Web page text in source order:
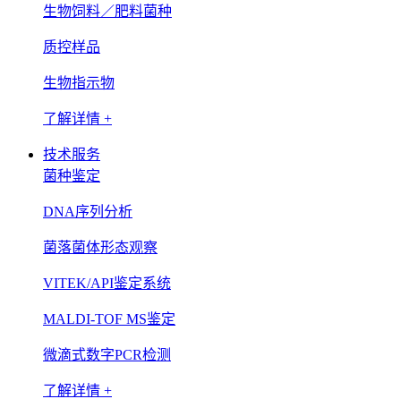
生物饲料／肥料菌种
质控样品
生物指示物
了解详情 +
技术服务
菌种鉴定
DNA序列分析
菌落菌体形态观察
VITEK/API鉴定系统
MALDI-TOF MS鉴定
微滴式数字PCR检测
了解详情 +